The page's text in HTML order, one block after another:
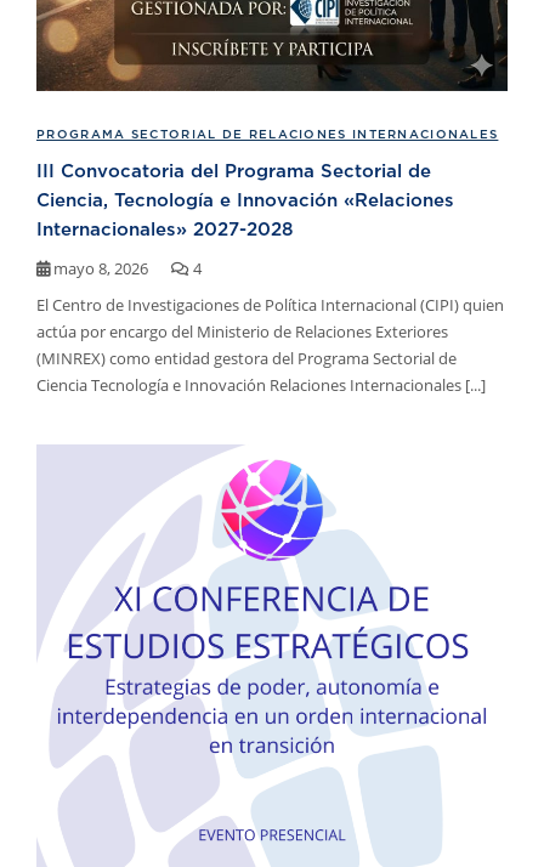
PROGRAMA SECTORIAL DE RELACIONES INTERNACIONALES
III Convocatoria del Programa Sectorial de
Ciencia, Tecnología e Innovación «Relaciones
Internacionales» 2027-2028
mayo 8, 2026
4
El Centro de Investigaciones de Política Internacional (CIPI) quien
actúa por encargo del Ministerio de Relaciones Exteriores
(MINREX) como entidad gestora del Programa Sectorial de
Ciencia Tecnología e Innovación Relaciones Internacionales [...]